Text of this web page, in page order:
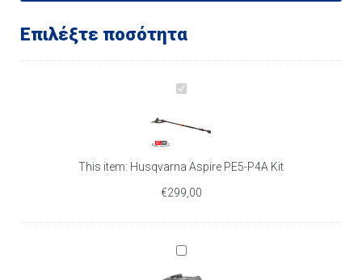
Επιλέξτε ποσότητα
H
s
r
A
This item: Husqvarna Aspire PE5-P4A Kit
€299,00
H